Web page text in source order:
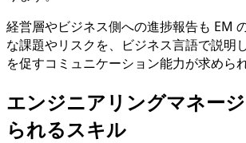
経営層やビジネス側への進捗報告も EM
な課題やリスクを、ビジネス言語で説明
を促すコミュニケーション能力が求められ
エンジニアリングマネー
られるスキル